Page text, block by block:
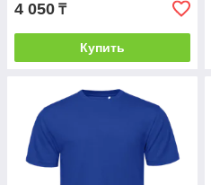
4 050 ₸
Купить